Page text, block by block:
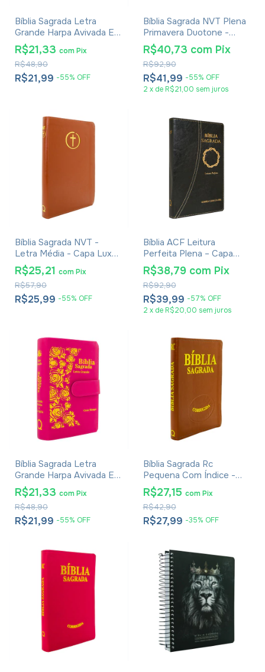
Bíblia Sagrada Letra
Grande Harpa Avivada E
Corinhos - Carteira Rosa
R$21,99 -55% OFF
R$48,90
R$21,33 comPix
Bíblia Sagrada NVT Plena
Primavera Duotone -
Capa Luxo Tecido Preta
R$41,99 -55% OFF
R$92,90
R$40,73 com Pix
2 x de R$21,00 sem juros
Bíblia Sagrada NVT -
Letra Média - Capa Luxo
Cruz Marrom
R$25,99 -55% OFF
R$57,90
R$25,21 comPix
Bíblia ACF Leitura
Perfeita Plena – Capa
Luxo Preta
R$39,99 -57% OFF
R$92,90
R$38,79 com Pix
2 x de R$20,00 sem juros
Bíblia Sagrada Letra
Grande Harpa Avivada E
Corinhos - Carteira Pink
R$21,99 -55% OFF
R$48,90
R$21,33 comPix
Bíblia Sagrada Rc
Pequena Com Índice -
Capa Luxo Marrom
R$27,99 -35% OFF
R$42,90
R$27,15 com Pix